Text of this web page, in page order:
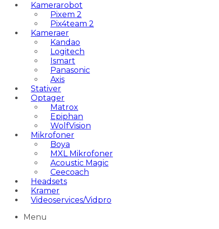
Kamerarobot
Pixem 2
Pix4team 2
Kameraer
Kandao
Logitech
Ismart
Panasonic
Axis
Stativer
Optager
Matrox
Epiphan
WolfVision
Mikrofoner
Boya
MXL Mikrofoner
Acoustic Magic
Ceecoach
Headsets
Kramer
Videoservices/Vidpro
Menu